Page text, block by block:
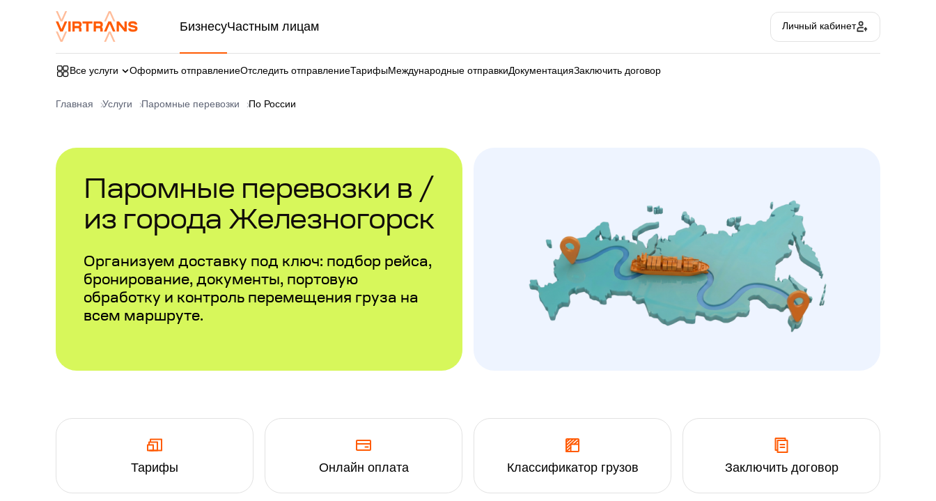
БизнесуЧастным лицам Личный кабинет
Все услуги Оформить отправлениеОтследить отправлениеТарифыМеждународные отправкиДокументацияЗаключить договор
Главная Услуги Паромные перевозки По России
Паромные перевозки в /
из города Железногорск
Организуем доставку под ключ: подбор рейса,
бронирование, документы, портовую
обработку и контроль перемещения груза на
всем маршруте.
Тарифы Онлайн оплата Классификатор грузов Заключить договор